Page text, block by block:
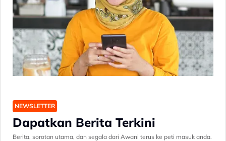
NEWSLETTER
Dapatkan Berita Terkini
Berita, sorotan utama, dan segala dari Awani terus ke peti masuk anda.